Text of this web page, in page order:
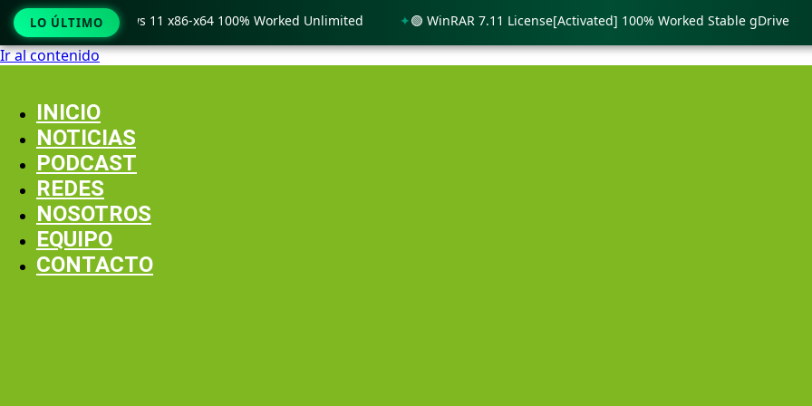
Ir al contenido
INICIO
NOTICIAS
PODCAST
REDES
NOSOTROS
EQUIPO
CONTACTO
LO ÚLTIMO
only Windows 11 x86-x64 100% Worked Unlimited 🟢 WinRAR 7.11 License[Activated] 100% Worked Stable gDrive